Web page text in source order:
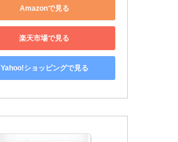
Amazonで見る
楽天市場で見る
Yahoo!ショッピングで見る